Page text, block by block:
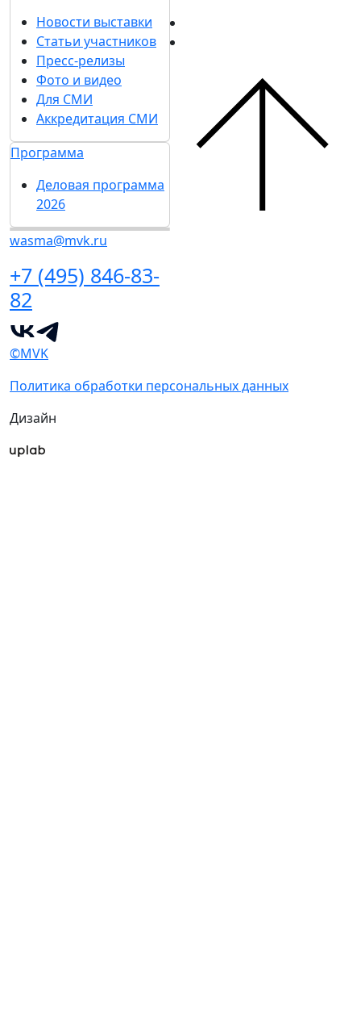
Новости выставки
Статьи участников
Пресс-релизы
Фото и видео
Для СМИ
Аккредитация СМИ
Программа
Деловая программа
2026
wasma@mvk.ru
+7 (495) 846-83-
82
©MVK
Политика обработки персональных данных
Дизайн